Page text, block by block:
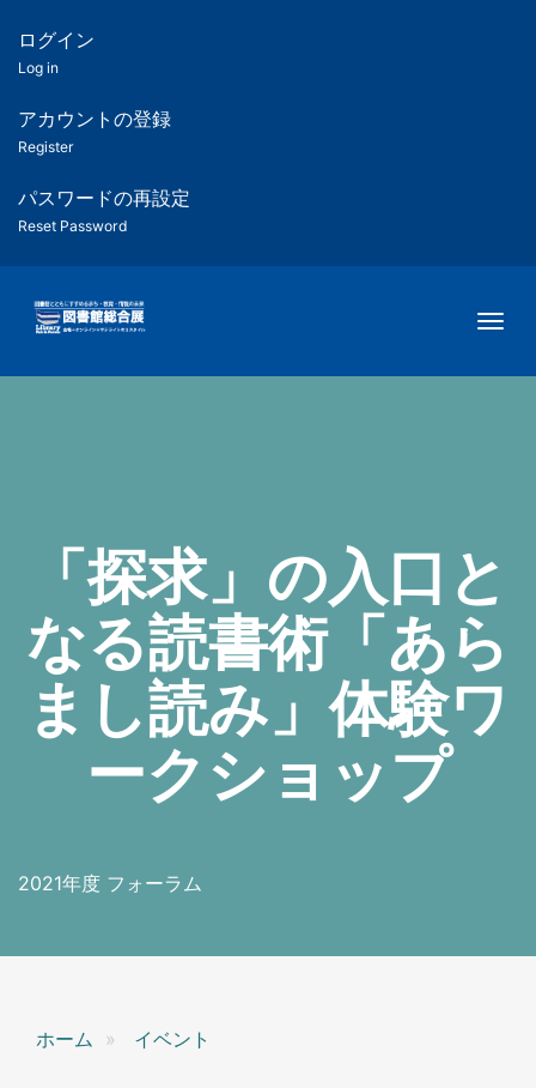
ツ
匿
名
ユ
ー
ー
用
メ
ログイン
Log in
アカウントの登録
Register
パスワードの再設定
Reset Password
「探求」の入口と
なる読書術「あら
まし読み」体験ワ
ークショップ
2021年度 フォーラム
ホーム イベント